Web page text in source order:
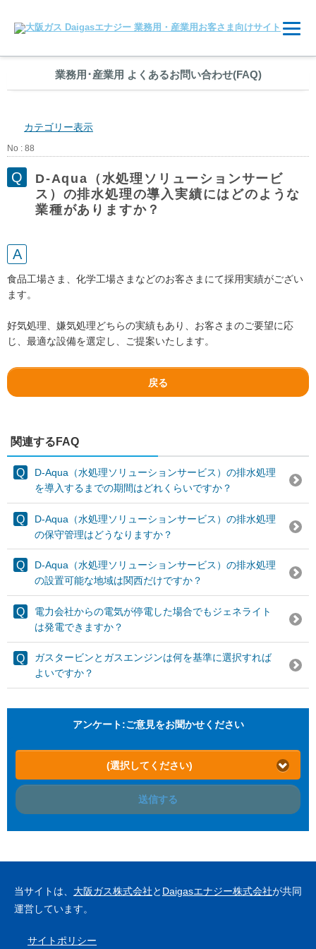
業務用 ･産業用 よくあるお問い合わせ(FAQ)
カテゴリー表示
No : 88
D-Aqua（水処理ソリューションサービ
ス）の排水処理の導入実績にはどのような
業種がありますか？
食品工場さま、化学工場さまなどのお客さまにて採用実績がござい
ます。
好気処理、嫌気処理どちらの実績もあり、お客さまのご要望に応
じ、最適な設備を選定し、ご提案いたします。
戻る
関連するFAQ
D-Aqua（水処理ソリューションサービス）の排水処理
を導入するまでの期間はどれくらいですか？
D-Aqua（水処理ソリューションサービス）の排水処理
の保守管理はどうなりますか？
D-Aqua（水処理ソリューションサービス）の排水処理
の設置可能な地域は関西だけですか？
電力会社からの電気が停電した場合でもジェネライト
は発電できますか？
ガスタービンとガスエンジンは何を基準に選択すれば
よいですか？
アンケート:ご意見をお聞かせください
(選択してください)
送信する
当サイトは、 大阪ガス株式会社と Daigasエナジー株式会社が共同
運営しています。
サイトポリシー